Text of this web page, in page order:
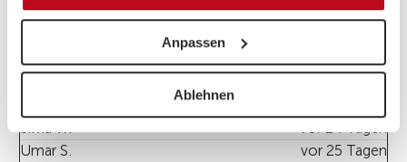
Anpassen
Ablehnen
Zuletzt unterschrieben
Silvia W.
vor 24 Tagen
Umar S.
vor 25 Tagen